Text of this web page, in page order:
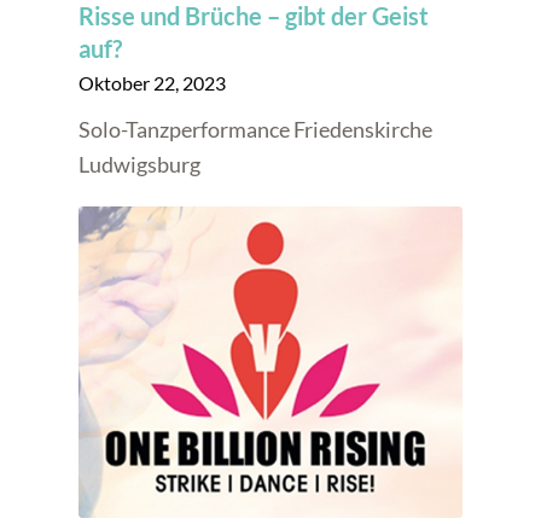
Risse und Brüche – gibt der Geist
auf?
Oktober 22, 2023
Solo-Tanzperformance Friedenskirche
Ludwigsburg